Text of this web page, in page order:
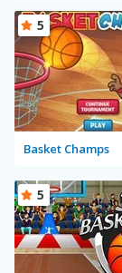
Basket Champs
5
5